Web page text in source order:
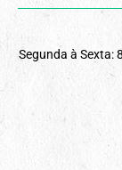
Segunda à Sexta: